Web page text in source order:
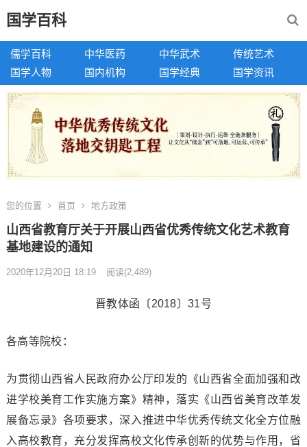
国学百科
儒学百科 中华医药 中华武术
传统艺术
国学人物
国内机构 国学经典 国学资讯
您的位置 首页 地方政策
山西省教育厅关于开展山西省优秀传统文化艺术教育
基地建设的通知
2020年12月20日 18:19 阅读(2,489)
晋教体函〔2018〕31号
各高等院校：
为贯彻山西省人民政府办公厅印发的《山西省全面加强和改
进学校美育工作实施方案》精神，落实《山西省美育改革发
展备忘录》各项要求，深入推进中华优秀传统文化全方位融
入高校教育，充分发挥高校文化传承创新的优势与作用，省